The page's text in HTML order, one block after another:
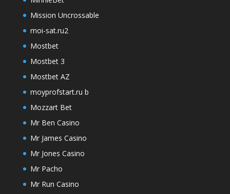
Mission Uncrossable
moi-sat.ru2
Mostbet
Mostbet 3
Mostbet AZ
moyprofstart.ru b
Mozzart Bet
Mr Ben Casino
Mr James Casino
Mr Jones Casino
Mr Pacho
Mr Run Casino